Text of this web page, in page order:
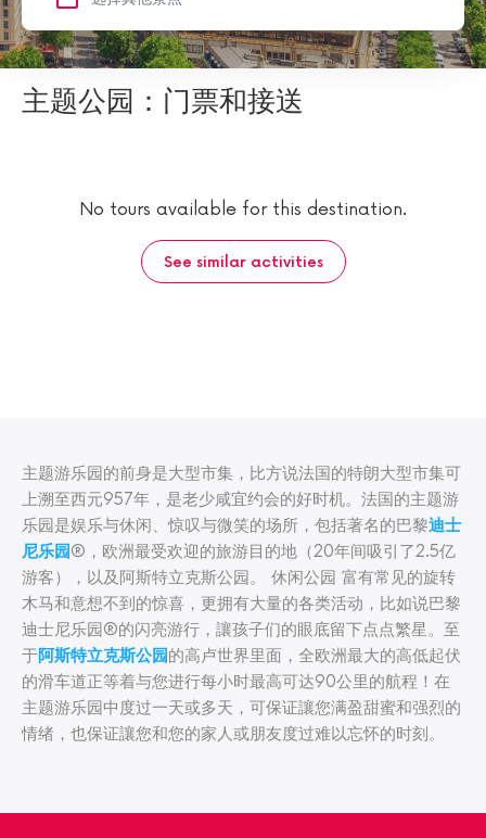
主题公园：门票和接送
No tours available for this destination.
See similar activities
主题游乐园的前身是大型市集，比方说法国的特朗大型市集可
上溯至西元957年，是老少咸宜约会的好时机。法国的主题游
乐园是娱乐与休闲、惊叹与微笑的场所，包括著名的巴黎迪士
尼乐园®，欧洲最受欢迎的旅游目的地（20年间吸引了2.5亿
游客），以及阿斯特立克斯公园。 休闲公园 富有常见的旋转
木马和意想不到的惊喜，更拥有大量的各类活动，比如说巴黎
迪士尼乐园®的闪亮游行，讓孩子们的眼底留下点点繁星。至
于阿斯特立克斯公园的高卢世界里面，全欧洲最大的高低起伏
的滑车道正等着与您进行每小时最高可达90公里的航程！在
主题游乐园中度过一天或多天，可保证讓您满盈甜蜜和强烈的
情绪，也保证讓您和您的家人或朋友度过难以忘怀的时刻。